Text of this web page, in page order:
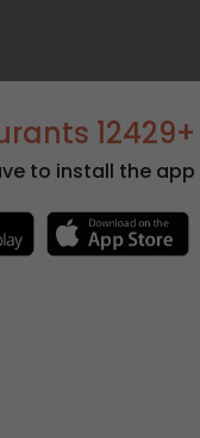
+12429 Restaurants
to install the app.